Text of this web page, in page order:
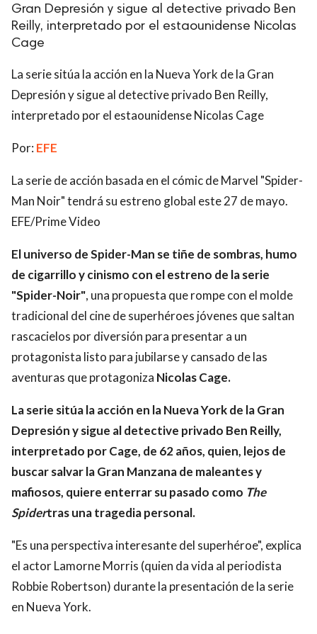
Gran Depresión y sigue al detective privado Ben
Reilly, interpretado por el estaounidense Nicolas
Cage
La serie sitúa la acción en la Nueva York de la Gran
Depresión y sigue al detective privado Ben Reilly,
interpretado por el estaounidense Nicolas Cage
Por: EFE
La serie de acción basada en el cómic de Marvel "Spider-
Man Noir" tendrá su estreno global este 27 de mayo.
EFE/Prime Video
El universo de Spider-Man se tiñe de sombras, humo
de cigarrillo y cinismo con el estreno de la serie
"Spider-Noir", una propuesta que rompe con el molde
tradicional del cine de superhéroes jóvenes que saltan
rascacielos por diversión para presentar a un
protagonista listo para jubilarse y cansado de las
aventuras que protagoniza Nicolas Cage.
La serie sitúa la acción en la Nueva York de la Gran
Depresión y sigue al detective privado Ben Reilly,
interpretado por Cage, de 62 años, quien, lejos de
buscar salvar la Gran Manzana de maleantes y
mafiosos, quiere enterrar su pasado como The
Spidertras una tragedia personal.
"Es una perspectiva interesante del superhéroe", explica
el actor Lamorne Morris (quien da vida al periodista
Robbie Robertson) durante la presentación de la serie
en Nueva York.